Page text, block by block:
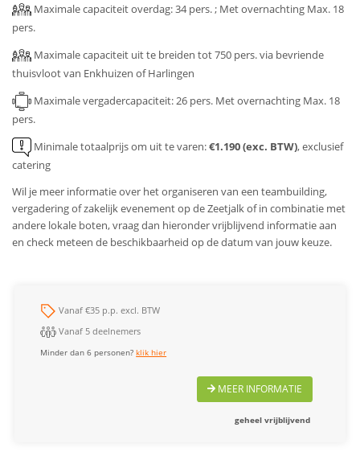
Maximale capaciteit overdag: 34 pers. ; Met overnachting Max. 18
pers.
Maximale capaciteit uit te breiden tot 750 pers. via bevriende
thuisvloot van Enkhuizen of Harlingen
Maximale vergadercapaciteit: 26 pers. Met overnachting Max. 18
pers.
Minimale totaalprijs om uit te varen:€1.190 (exc. BTW), exclusief
catering
Wil je meer informatie over het organiseren van een teambuilding,
vergadering of zakelijk evenement op de Zeetjalk of in combinatie met
andere lokale boten, vraag dan hieronder vrijblijvend informatie aan
en check meteen de beschikbaarheid op de datum van jouw keuze.
Vanaf €35 p.p. excl. BTW
Vanaf 5 deelnemers
Minder dan 6 personen?klik hier
MEER INFORMATIE
geheel vrijblijvend